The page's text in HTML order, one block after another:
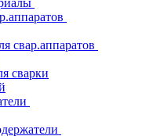
свар.аппаратов
сварки